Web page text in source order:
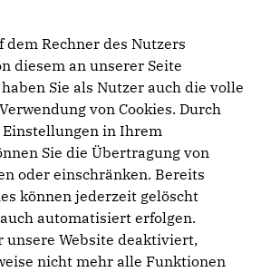
dem Rechner des Nutzers
diesem an unserer Seite
Sie als Nutzer auch die volle
von Cookies. Durch
in Ihrem
Sie die Übertragung von
oder einschränken. Bereits
können jederzeit gelöscht
automatisiert erfolgen.
unsere Website deaktiviert,
nicht mehr alle Funktionen